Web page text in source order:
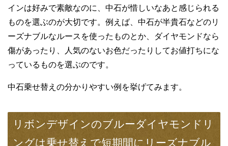
インは好みで素敵なのに、中石が惜しいなあと感じられる
ものを選ぶのが大切です。例えば、中石が半貴石などのリ
ーズナブルなルースを使ったものとか、ダイヤモンドなら
傷があったり、人気のないお色だったりしてお値打ちにな
っているものを選ぶのです。
中石乗せ替えの分かりやすい例を挙げてみます。
リボンデザインのブルーダイヤモンドリ
ングは乗せ替えで短期間にリーズナブル